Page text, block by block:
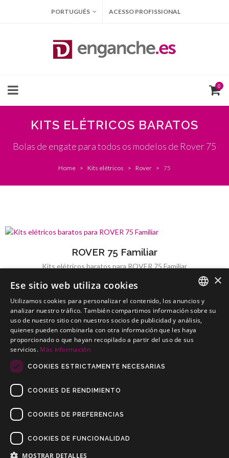
PORTUGUÊS ACESSO PROFISSIONAL
0
KITS ELÉTRICOS BARATOS
Bolas de engate para todos os modelos de Rover 75
Home Kits elétricos Rover 75
ROVER 75 Familiar
Kits elétricos baratos para ROVER 75 Familiar
ROVER 75 Sedan
Kits elétricos baratos para ROVER 75 Sedan
Copyrights © 2019 Todos os direitos reservados Dilusur, S.L.
Condições de venda /
SPANISH
PORTUGUESE
×
Ese sitio web utiliza cookies
Utilizamos cookies para personalizar el contenido, los anuncios y
analizar nuestro tráfico. También compartimos información sobre su
uso de nuestro sitio con nuestros socios de publicidad y análisis,
quienes pueden combinarla con otra información que les haya
proporcionado o que hayan recopilado a partir del uso de sus
servicios. Más información
COOKIES ESTRICTAMENTE NECESARIAS
COOKIES DE RENDIMIENTO
COOKIES DE PREFERENCIAS
COOKIES DE FUNCIONALIDAD
MOSTRAR DETALLES